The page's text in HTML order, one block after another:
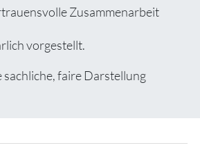
Zusammenarbeit
vorgestellt.
faire Darstellung